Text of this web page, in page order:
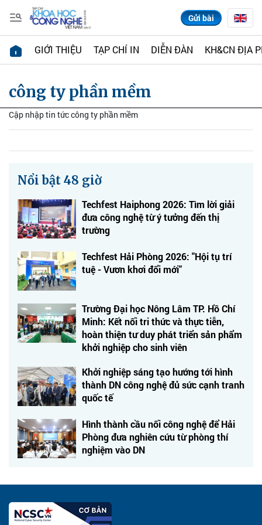
Gửi bài
GIỚI THIỆU TẠP CHÍ IN DIỄN ĐÀN KH&CN ĐỊA
công ty phần mềm
Cập nhập tin tức công ty phần mềm
Nổi bật 48 giờ
Techfest Haiphong 2026: Tìm lời giải
đưa công nghệ từ ý tưởng đến thị
trường
Techfest Hải Phòng 2026: "Hội tụ trí
tuệ - Vươn khơi đổi mới"
Trường Đại học Nông Lâm TP. Hồ Chí
Minh: Kết nối tri thức và thực tiễn,
hoàn thiện tư duy phát triển sản phẩm
khởi nghiệp cho sinh viên
Khởi nghiệp sáng tạo hướng tới hình
thành DN công nghệ đủ sức cạnh tranh
quốc tế
Hình thành cầu nối công nghệ để Hải
Phòng đưa nghiên cứu từ phòng thí
nghiệm vào DN